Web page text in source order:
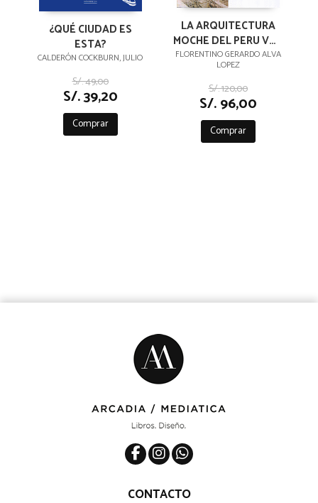
¿QUÉ CIUDAD ES
ESTA?
CALDERÓN COCKBURN, JULIO
S/. 49,00
S/. 39,20
Comprar
LA ARQUITECTURA
MOCHE DEL PERU VOL
I
FLORENTINO GERARDO ALVA
LOPEZ
S/. 120,00
S/. 96,00
Comprar
CONTACTO